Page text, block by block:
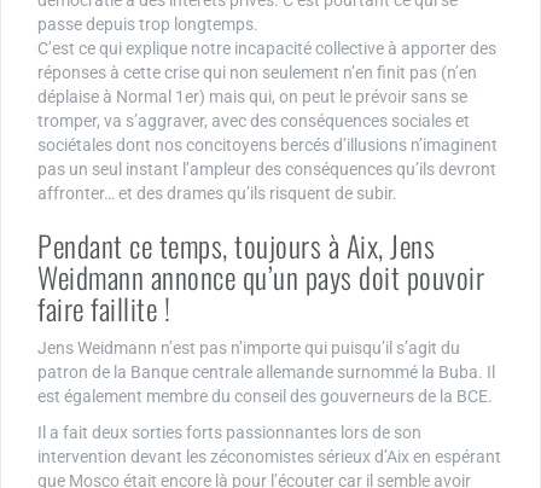
passe depuis trop longtemps.
C’est ce qui explique notre incapacité collective à apporter des
réponses à cette crise qui non seulement n’en finit pas (n’en
déplaise à Normal 1er) mais qui, on peut le prévoir sans se
tromper, va s’aggraver, avec des conséquences sociales et
sociétales dont nos concitoyens bercés d’illusions n’imaginent
pas un seul instant l’ampleur des conséquences qu’ils devront
affronter… et des drames qu’ils risquent de subir.
Pendant ce temps, toujours à Aix, Jens
Weidmann annonce qu’un pays doit pouvoir
faire faillite !
Jens Weidmann n’est pas n’importe qui puisqu’il s’agit du
patron de la Banque centrale allemande surnommé la Buba. Il
est également membre du conseil des gouverneurs de la BCE.
Il a fait deux sorties forts passionnantes lors de son
intervention devant les zéconomistes sérieux d’Aix en espérant
que Mosco était encore là pour l’écouter car il semble avoir